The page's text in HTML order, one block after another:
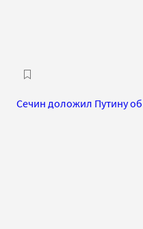
Сечин доложил Путину об